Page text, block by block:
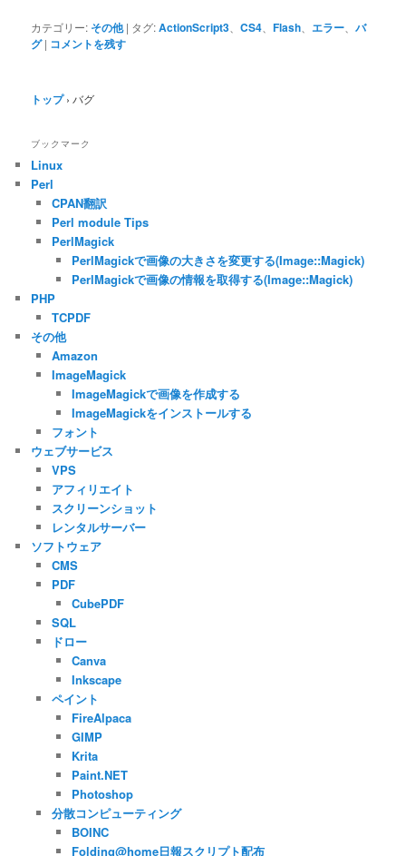
カテゴリー: その他 | タグ:ActionScript3 、CS4 、Flash エラー 、バ
グ | コメントを残す
トップ › バグ
ブックマーク
Linux
Perl
CPAN翻訳
Perl module Tips
PerlMagick
PerlMagickで画像の大きさを変更する(Image::Magick)
PerlMagickで画像の情報を取得する(Image::Magick)
PHP
TCPDF
その他
Amazon
ImageMagick
ImageMagickで画像を作成する
ImageMagickをインストールする
フォント
ウェブサービス
VPS
アフィリエイト
スクリーンショット
レンタルサーバー
ソフトウェア
CMS
PDF
CubePDF
SQL
ドロー
Canva
Inkscape
ペイント
FireAlpaca
GIMP
Krita
Paint.NET
Photoshop
分散コンピューティング
BOINC
Folding@home日報スクリプト配布